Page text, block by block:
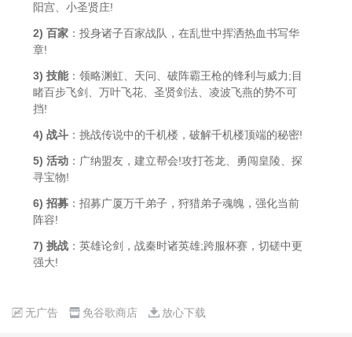
阳宫、小圣贤庄!
2) 百家 ：投身诸子百家战队，在乱世中挥洒热血书写华
章!
3) 技能：领略渊虹、天问、破阵霸王枪的锋利与威力;目
睹百步飞剑、万叶飞花、圣贤剑法、凌波飞燕的势不可
挡!
4) 战斗 ：挑战传说中的千机楼，破解千机楼顶端的秘密!
5) 活动 ：广纳盟友，建立帮会!攻打苍龙、勇闯皇陵、探
寻宝物!
6) 招募 ：招募广厦万千弟子，狩猎弟子魂魄，强化当前
阵容!
7) 挑战 ：英雄论剑，战秦时诸英雄;跨服杯赛，切磋中更
强大!
无广告 免谷歌商店 放心下载